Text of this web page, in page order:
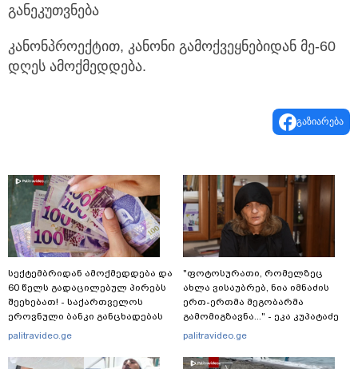
განეკუთვნება
კანონპროექტით, კანონი გამოქვეყნებიდან მე-60
დღეს ამოქმედდება.
გაზიარება
სექტემბრიდან ამოქმედდება და
60 წელს გადაცილებულ პირებს
შეეხებათ! - საქართველოს
ეროვნული ბანკი განცხადებას
ავრცელებს
palitravideo.ge
"ფოტოსურათი, რომელზეც
ახლა ვისაუბრებ, ნია იმნაძის
ერთ-ერთმა მეგობარმა
გამომიგზავნა..." - ეკა კუპატაძე
palitravideo.ge